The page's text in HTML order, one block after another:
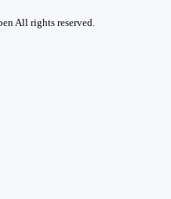
All rights reserved.